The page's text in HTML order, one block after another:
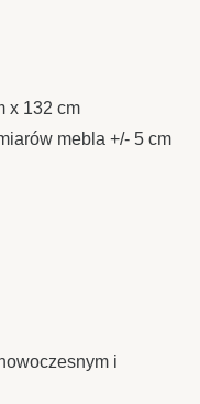
x 132 cm
mebla +/- 5 cm
i